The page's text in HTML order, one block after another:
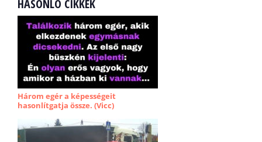
HASONLÓ CIKKEK
Három egér a képességeit
hasonlítgatja össze. (Vicc)